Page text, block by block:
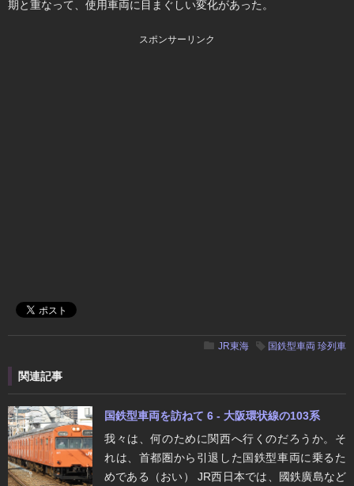
期と重なって、使用車両に目まぐしい変化があった。
スポンサーリンク
JR東海 国鉄型車両 珍列車
関連記事
国鉄型車両を訪ねて 6 - 大阪環状線の103系
我々は、何のために関西へ行くのだろうか。そ
れは、首都圏から引退した国鉄型車両に乗るた
めである（おい） JR西日本では、國鉄廣島など